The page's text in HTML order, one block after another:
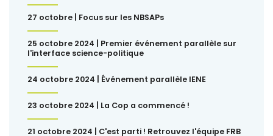
27 octobre | Focus sur les NBSAPs
25 octobre 2024 | Premier événement parallèle sur
l'interface science-politique
24 octobre 2024 | Événement parallèle IENE
23 octobre 2024 | La Cop a commencé !
21 octobre 2024 | C'est parti ! Retrouvez l'équipe FRB